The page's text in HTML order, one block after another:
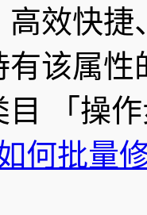
高效快捷
有该属性
目 「操
何批量